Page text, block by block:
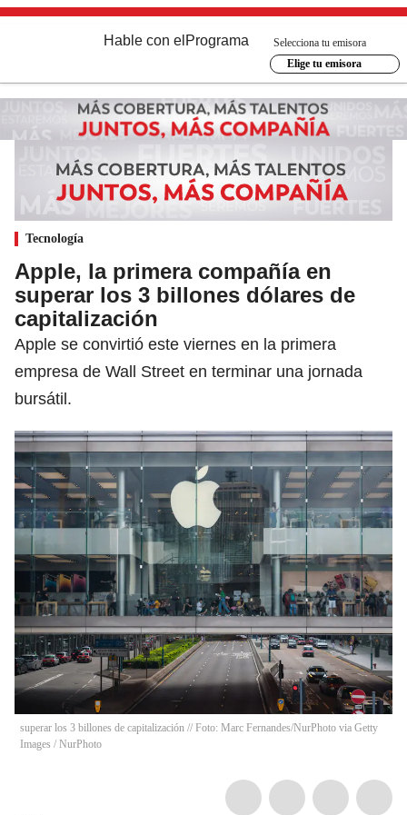
Hable con el Programa
Selecciona tu emisora
Elige tu emisora
Tecnología
Apple, la primera compañía en
superar los 3 billones dólares de
capitalización
Apple se convirtió este viernes en la primera
empresa de Wall Street en terminar una jornada
bursátil.
superar los 3 billones de capitalización // Foto: Marc Fernandes/NurPhoto via Getty
Images / NurPhoto